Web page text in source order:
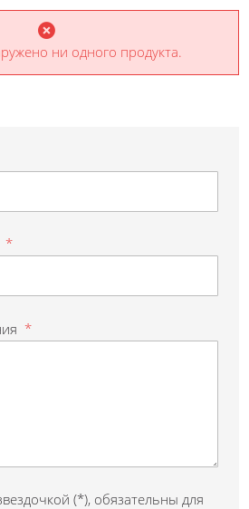
ни одного продукта.
*
*
(*), обязательны для